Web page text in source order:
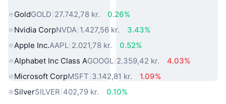
GoldGOLD 27.742,78 kr.
0.26%
Nvidia CorpNVDA 1.427,56 kr.
3.43%
Apple Inc.AAPL 2.021,78 kr.
0.52%
Alphabet Inc Class AGOOGL 2.359,42 kr.
4.03%
Microsoft CorpMSFT 3.142,81 kr.
1.09%
SilverSILVER 402,79 kr.
0.10%